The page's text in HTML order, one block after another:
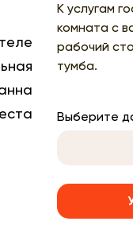
К услугам
комната с
рабочий
тумба.
Выберите